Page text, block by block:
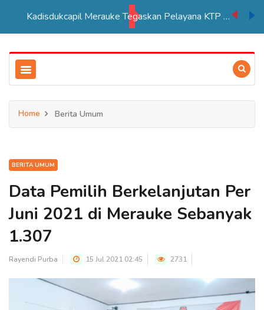
Kadisdukcapil Merauke Tegaskan Pelayana KTP Sesuai SOP
Home Berita Umum
BERITA UMUM
Data Pemilih Berkelanjutan Per
Juni 2021 di Merauke Sebanyak
1.307
Rayendi Purba 15 Jul 2021 02:45 2731